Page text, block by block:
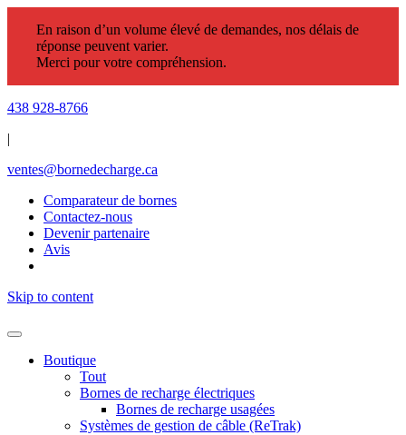
En raison d’un volume élevé de demandes, nos délais de
réponse peuvent varier.
Merci pour votre compréhension.
438 928-8766
|
ventes@bornedecharge.ca
Comparateur de bornes
Contactez-nous
Devenir partenaire
Avis
Skip to content
Boutique
Tout
Bornes de recharge électriques
Bornes de recharge usagées
Systèmes de gestion de câble (ReTrak)